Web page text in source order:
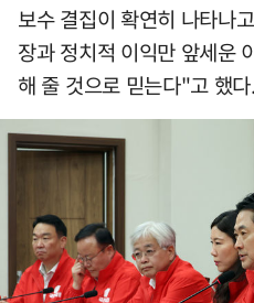
보수 결집이 확연히 나타나
장과 정치적 이익만 앞세운
해 줄 것으로 믿는다"고 했다.